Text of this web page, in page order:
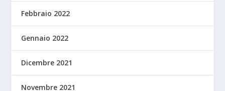
Febbraio 2022
Gennaio 2022
Dicembre 2021
Novembre 2021